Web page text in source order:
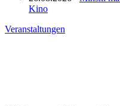
Kino
Veranstaltungen